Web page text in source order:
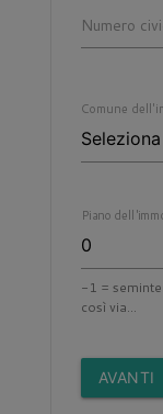
Numero
Comune
Piano
-1 =
così via...
AVANTI